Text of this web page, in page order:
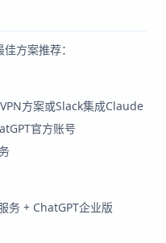
方案推荐：
方案或Slack集成Claude
官方账号
务 + ChatGPT企业版